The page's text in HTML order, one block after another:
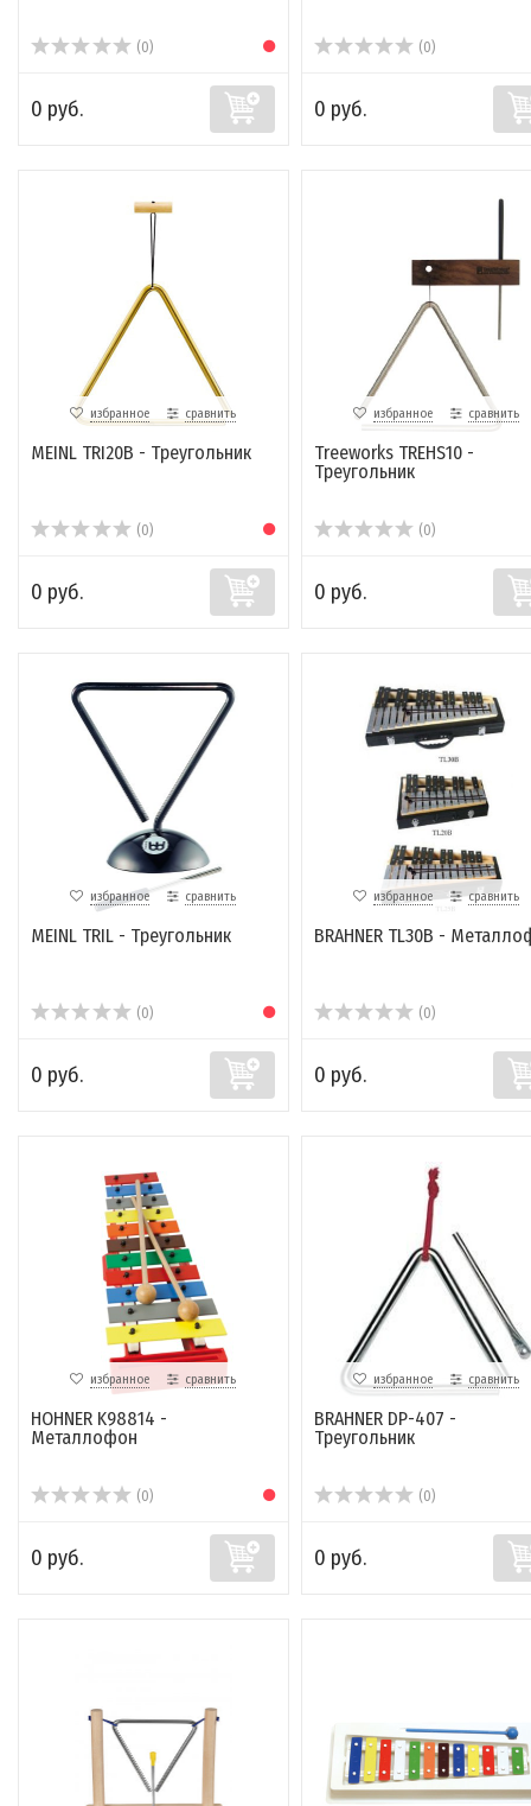
(0)
0 руб.
(0)
0 руб.
избранное сравнить
MEINL TRI20B - Треугольник
(0)
0 руб.
избранное сравнить
Treeworks TREHS10 -
Треугольник
(0)
0 руб.
избранное сравнить
MEINL TRIL - Треугольник
(0)
0 руб.
избранное сравнить
BRAHNER TL30B -
(0)
0 руб.
избранное сравнить
HOHNER K98814 -
Металлофон
(0)
0 руб.
избранное сравнить
BRAHNER DP-407 -
Треугольник
(0)
0 руб.